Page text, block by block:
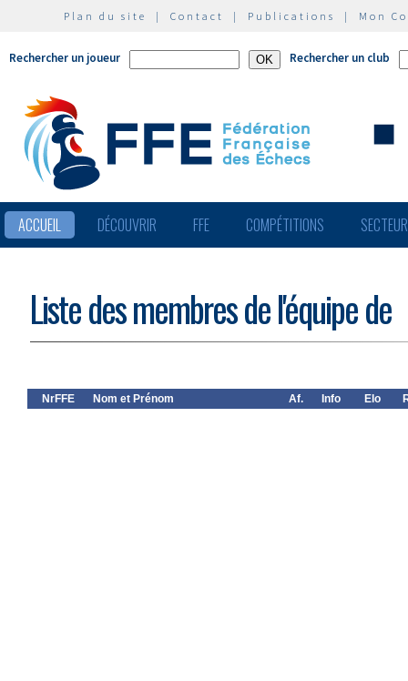
Plan du site | Contact | Publications | Mon
Rechercher un joueur Rechercher un club
ACCUEIL DÉCOUVRIR FFE COMPÉTITIONS
Liste des membres de l'équipe de
NrFFE Nom et Prénom Af. Info Elo